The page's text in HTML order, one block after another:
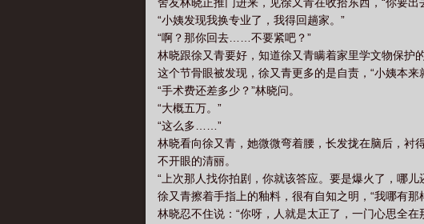
中谣传她是骆家的私生女。人人都以为，骆明亭厌极
周围窃笑声未落，一只香槟杯从二楼砸下，擦着那人
瞰，浑身寒气森然。梁以雪站在原地，手心全是汗。
将梁以雪困在车后座，扣着她的手腕，声音低哑：“
来了，你很开心？”梁以雪只想在骆家安分守己熬过
寒气，指尖却滚烫。“求我？”他望进她湿透的眼睛，
灼热地灌入她耳中：“你还能逃到哪里去，梁以雪？
自己，再也不想走出这场雪。阅读指南：1.he，sc2.
心唯一
“小姨发现我换专业了，我得回趟家。”
“啊？那你回去……不要紧吧？”
林晓跟徐又青要好，知道徐又青瞒着家里学文物保护的
这个节骨眼被发现，徐又青更多的是自责，“小姨本
“手术费还差多少？”林晓问。
“大概五万。”
“这么多……”
林晓看向徐又青，她微微弯着腰，长发拢在脑后，衬
不开眼的清丽。
“上次那人找你拍剧，你就该答应。要是爆火了，哪儿
徐又青擦着手指上的釉料，很有自知之明，“我哪有那
林晓忍不住说：“你呀，人就是太正了，一门心思全在